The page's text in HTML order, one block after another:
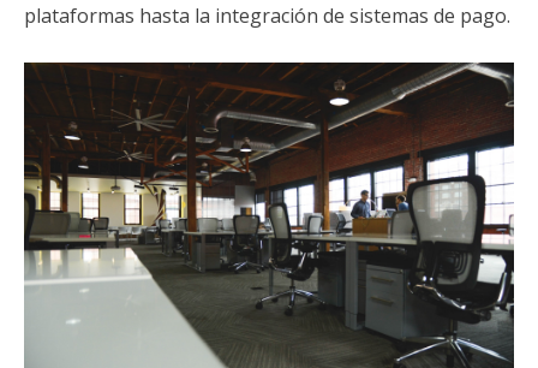
plataformas hasta la integración de sistemas de pago.